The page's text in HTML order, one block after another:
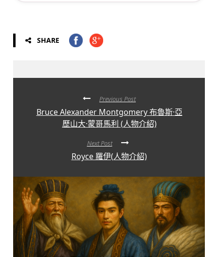
SHARE
Previous Post
Bruce Alexander Montgomery 布魯斯·亞
歷山大·蒙哥馬利 (人物介紹)
Next Post
Royce 羅伊(人物介紹)